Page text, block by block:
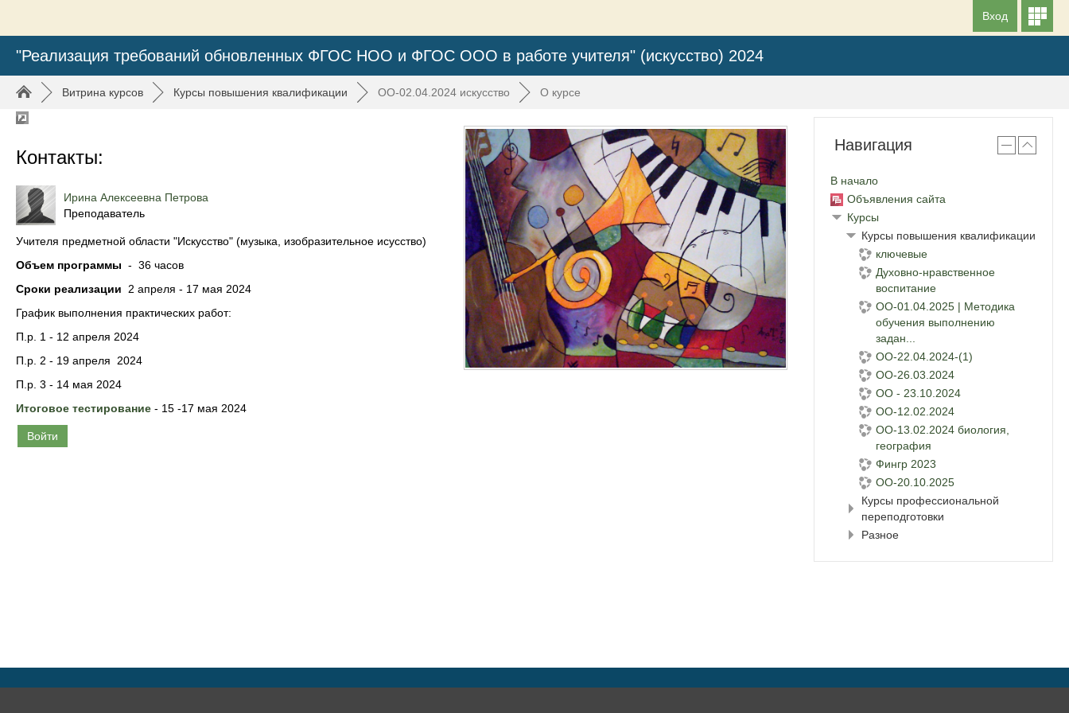
Вход
"Реализация требований обновленных ФГОС НОО и ФГОС ООО в работе учителя" (искусство) 2024
► Витрина курсов ► Курсы повышения квалификации ► ОО-02.04.2024 искусство ► О курсе
Контакты:
Ирина Алексеевна Петрова
Преподаватель
Учителя предметной области "Искусство" (музыка, изобразительное исусство)
Объем программы - 36 часов
Сроки реализации 2 апреля - 17 мая 2024
График выполнения практических работ:
П.р. 1 - 12 апреля 2024
П.р. 2 - 19 апреля 2024
П.р. 3 - 14 мая 2024
Итоговое тестирование - 15 -17 мая 2024
Войти
Навигация
В начало
Объявления сайта
Курсы
Курсы повышения квалификации
ключевые
Духовно-нравственное
воспитание
ОО-01.04.2025 | Методика
обучения выполнению
задан...
ОО-22.04.2024-(1)
ОО-26.03.2024
ОО - 23.10.2024
ОО-12.02.2024
ОО-13.02.2024 биология,
география
Фингр 2023
ОО-20.10.2025
Курсы профессиональной
переподготовки
Разное